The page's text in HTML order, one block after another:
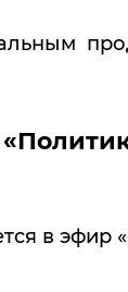
в эфир